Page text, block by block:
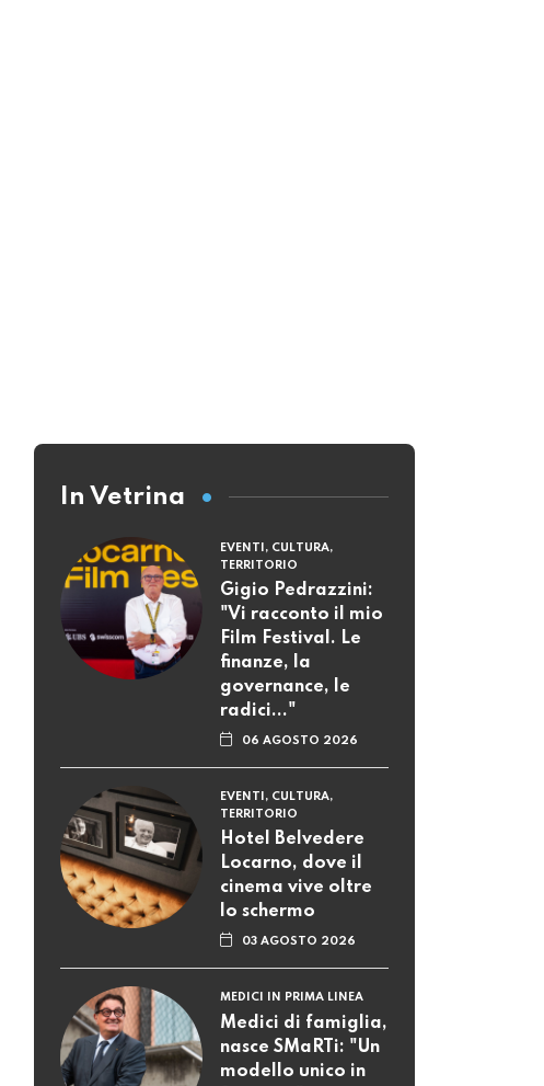
In Vetrina
EVENTI, CULTURA,
TERRITORIO
Gigio Pedrazzini:
"Vi racconto il mio
Film Festival. Le
finanze, la
governance, le
radici..."
06 AGOSTO 2026
EVENTI, CULTURA,
TERRITORIO
Hotel Belvedere
Locarno, dove il
cinema vive oltre
lo schermo
03 AGOSTO 2026
MEDICI IN PRIMA LINEA
Medici di famiglia,
nasce SMaRTi: "Un
modello unico in